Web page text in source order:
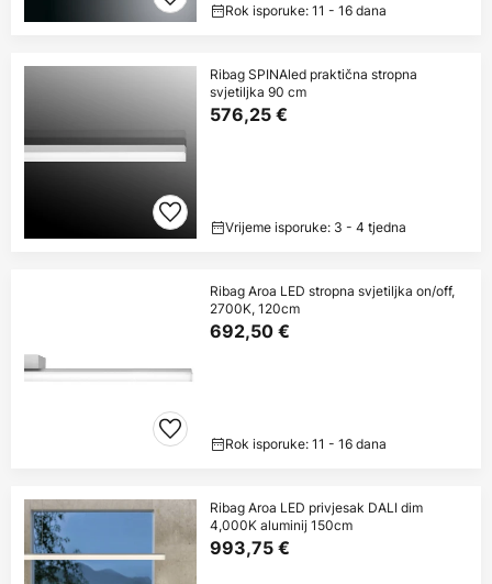
Rok isporuke: 11 - 16 dana
Ribag SPINAled praktična stropna
svjetiljka 90 cm
576,25 €
Vrijeme isporuke: 3 - 4 tjedna
Ribag Aroa LED stropna svjetiljka on/off,
2700K, 120cm
692,50 €
Rok isporuke: 11 - 16 dana
Ribag Aroa LED privjesak DALI dim
4,000K aluminij 150cm
993,75 €